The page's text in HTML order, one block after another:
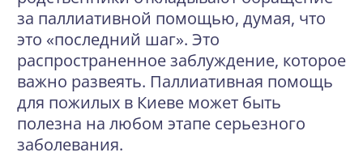
за паллиативной помощью, думая, что
это «последний шаг». Это
распространенное заблуждение, которое
важно развеять. Паллиативная помощь
для пожилых в Киеве может быть
полезна на любом этапе серьезного
заболевания.